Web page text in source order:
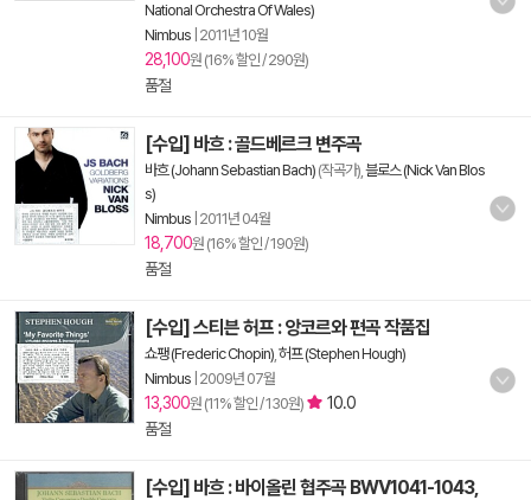
National Orchestra Of Wales)
Nimbus 2011년 10월
28,100원 (16% 할인 / 290원)
품절
[수입] 바흐 : 골드베르크 변주곡
바흐 (Johann Sebastian Bach) (작곡가), 블로스 (Nick Van Blos
s)
Nimbus 2011년 04월
18,700원 (16% 할인 / 190원)
품절
[수입] 스티븐 허프 : 앙코르와 편곡 작품집
쇼팽 (Frederic Chopin) 허프 (Stephen Hough)
Nimbus 2009년 07월
13,300원 (11% 할인 / 130원)
10.0
품절
[수입] 바흐 : 바이올린 협주곡 BWV1041-1043,